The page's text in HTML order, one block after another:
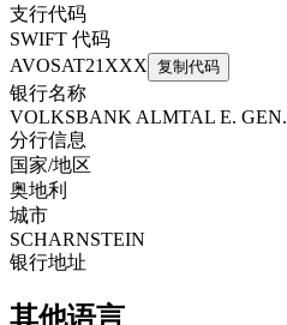
支行代码
SWIFT 代码
AVOSAT21XXX 复制代码
银行名称
VOLKSBANK ALMTAL E. GEN.
分行信息
国家/地区
奥地利
城市
SCHARNSTEIN
银行地址
其他语言